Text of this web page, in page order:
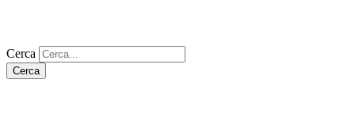
Cerca
Cerca